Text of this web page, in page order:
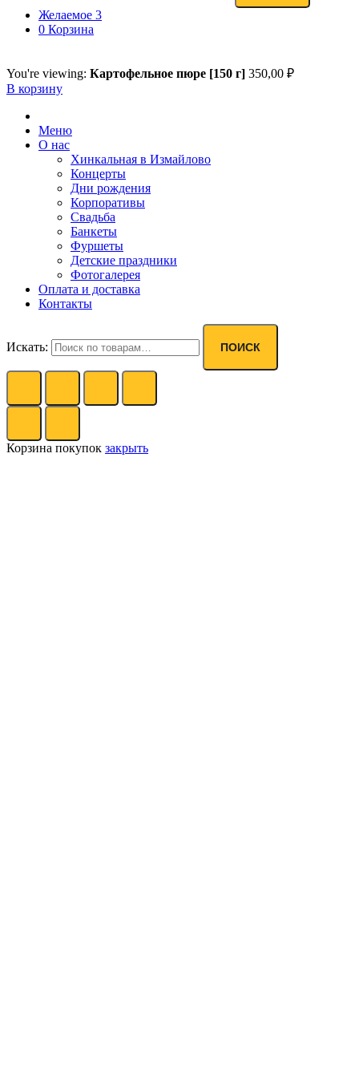
Желаемое 3
0 Корзина
You're viewing: Картофельное пюре [150 г] 350,00 ₽
В корзину
Меню
О нас
Хинкальная в Измайлово
Концерты
Дни рождения
Корпоративы
Свадьба
Банкеты
Фуршеты
Детские праздники
Фотогалерея
Оплата и доставка
Контакты
Искать: ПОИСК
Корзина покупок закрыть